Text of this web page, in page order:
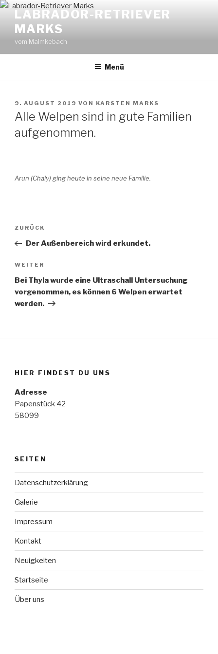
Zum
Inhalt
springen
LABRADOR-RETRIEVER
MARKS
vom Malmkebach
Menü
VERÖFFENTLICHT
AM
9. AUGUST 2019 VON KARSTEN MARKS
Alle Welpen sind in gute Familien
aufgenommen.
Arun (Chaly) ging heute in seine neue Familie.
Beitragsnavigation
Vorheriger
Beitrag
ZURÜCK
Der Außenbereich wird erkundet.
Nächster
Beitrag
WEITER
Bei Thyla wurde eine Ultraschall Untersuchung
vorgenommen, es können 6 Welpen erwartet
werden.
HIER FINDEST DU UNS
Adresse
Papenstück 42
58099
SEITEN
Datenschutzerklärung
Galerie
Impressum
Kontakt
Neuigkeiten
Startseite
Über uns